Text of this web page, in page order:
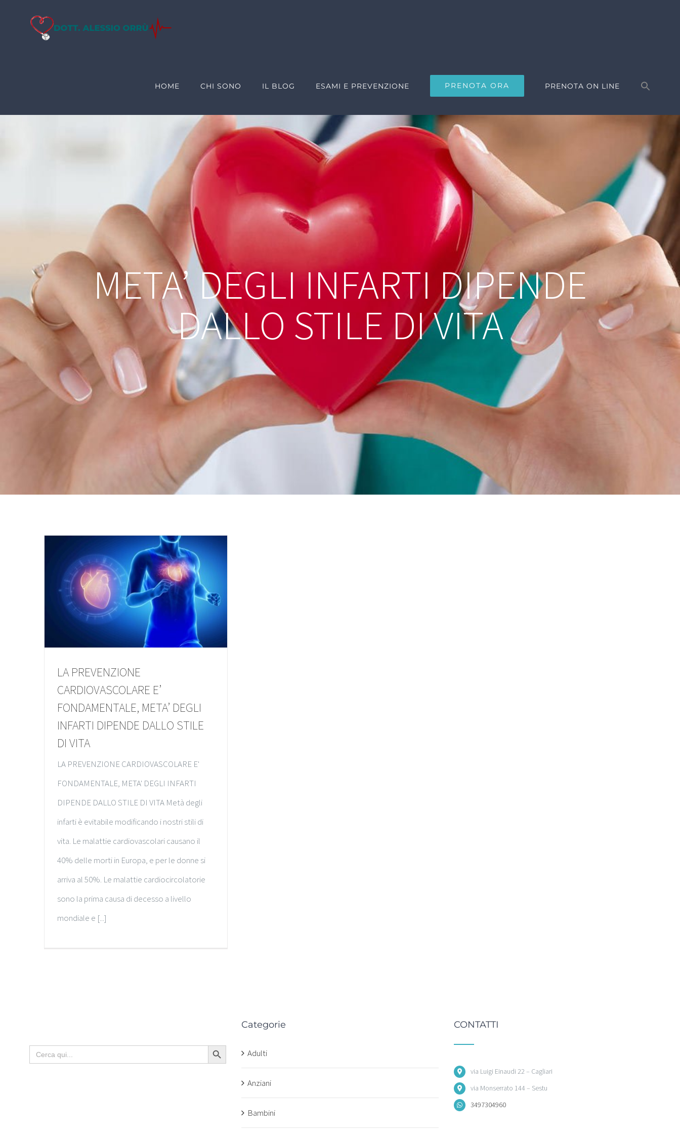
HOME CHI SONO IL BLOG ESAMI E PREVENZIONE PRENOTA ORA PRENOTA ON LINE
META’ DEGLI INFARTI DIPENDE
DALLO STILE DI VITA
LA PREVENZIONE
CARDIOVASCOLARE E’
FONDAMENTALE, META’ DEGLI
INFARTI DIPENDE DALLO STILE
DI VITA
LA PREVENZIONE CARDIOVASCOLARE E'
FONDAMENTALE, META' DEGLI INFARTI
DIPENDE DALLO STILE DI VITA Metà degli
infarti è evitabile modificando i nostri stili di
vita. Le malattie cardiovascolari causano il
40% delle morti in Europa, e per le donne si
arriva al 50%. Le malattie cardiocircolatorie
sono la prima causa di decesso a livello
mondiale e [...]
Search
for:
Search Button
Categorie
Adulti
Anziani
Bambini
CONTATTI
via Luigi Einaudi 22 – Cagliari
via Monserrato 144 – Sestu
3497304960